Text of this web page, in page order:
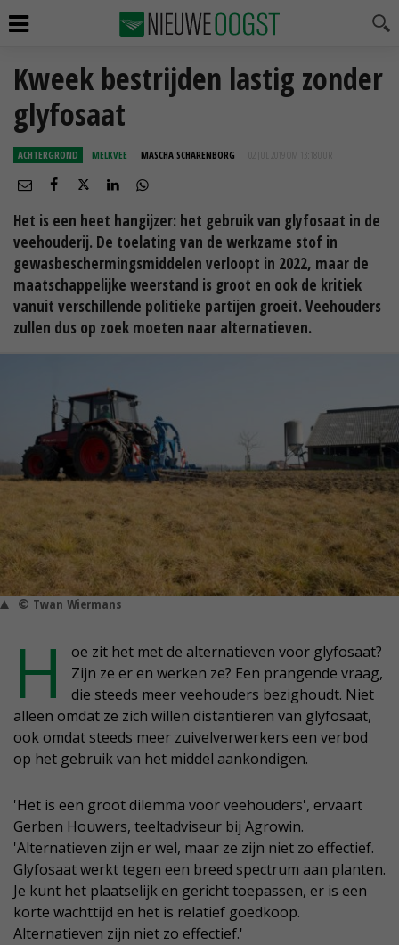
Kweek bestrijden lastig zonder
glyfosaat
ACHTERGROND MELKVEE MASCHA SCHARENBORG 02 JUL 2019 OM 13:18
Het is een heet hangijzer: het gebruik van glyfosaat in de
veehouderij. De toelating van de werkzame stof in
gewasbeschermingsmiddelen verloopt in 2022, maar de
maatschappelijke weerstand is groot en ook de kritiek
vanuit verschillende politieke partijen groeit. Veehouders
zullen dus op zoek moeten naar alternatieven.
© Twan Wiermans
H
oe zit het met de alternatieven voor glyfosaat?
Zijn ze er en werken ze? Een prangende vraag,
die steeds meer veehouders bezighoudt. Niet
alleen omdat ze zich willen distantiëren van glyfosaat,
ook omdat steeds meer zuivelverwerkers een verbod
op het gebruik van het middel aankondigen.
'Het is een groot dilemma voor veehouders', ervaart
Gerben Houwers, teeltadviseur bij Agrowin.
'Alternatieven zijn er wel, maar ze zijn niet zo effectief.
Glyfosaat werkt tegen een breed spectrum aan planten.
Je kunt het plaatselijk en gericht toepassen, er is een
korte wachttijd en het is relatief goedkoop.
Alternatieven zijn niet zo effectief.'